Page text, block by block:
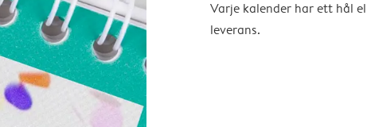
Varje kalender har ett hål
leverans.